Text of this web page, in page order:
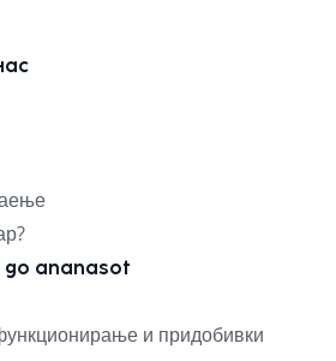
ananasot
и придобивки